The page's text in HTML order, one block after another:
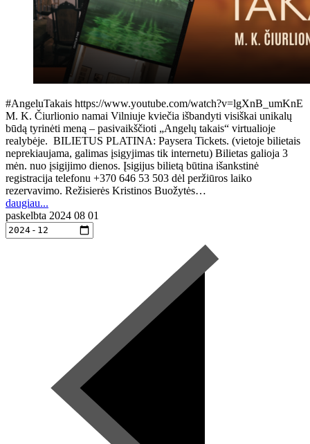
#AngeluTakais https://www.youtube.com/watch?v=lgXnB_umKnE
M. K. Čiurlionio namai Vilniuje kviečia išbandyti visiškai unikalų
būdą tyrinėti meną – pasivaikščioti „Angelų takais“ virtualioje
realybėje. BILIETUS PLATINA: Paysera Tickets. (vietoje bilietais
neprekiaujama, galimas įsigyjimas tik internetu) Bilietas galioja 3
mėn. nuo įsigijimo dienos. Įsigijus bilietą būtina išankstinė
registracija telefonu +370 646 53 503 dėl peržiūros laiko
rezervavimo. Režisierės Kristinos Buožytės…
daugiau...
paskelbta 2024 08 01